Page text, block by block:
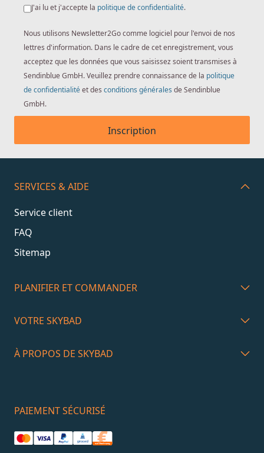
J'ai lu et j'accepte la politique de confidentialité.
Nous utilisons Newsletter2Go comme logiciel pour l'envoi de nos
lettres d'information. Dans le cadre de cet enregistrement, vous
acceptez que les données que vous saisissez soient transmises à
Sendinblue GmbH. Veuillez prendre connaissance de la politique
de confidentialitéet des conditions générales de Sendinblue
GmbH.
Inscription
SERVICES & AIDE
Service client
FAQ
Sitemap
PLANIFIER ET COMMANDER
VOTRE SKYBAD
À PROPOS DE SKYBAD
PAIEMENT SÉCURISÉ